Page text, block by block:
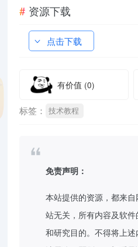
资源下载
点击下载
有价值 (0)
标签： 技术教程
免责声明：
本站提供的资源，都来
站无关，所有内容及软
和研究目的。不得将上